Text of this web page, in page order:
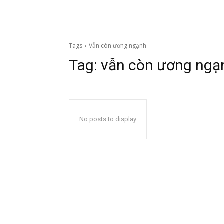
Tags Vẫn còn ương ngạnh
Tag: vẫn còn ương
No posts to display